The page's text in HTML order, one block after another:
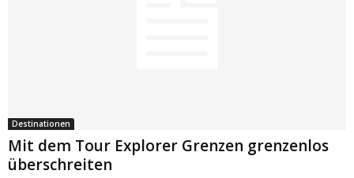
Destinationen
Mit dem Tour Explorer Grenzen grenzenlos
überschreiten